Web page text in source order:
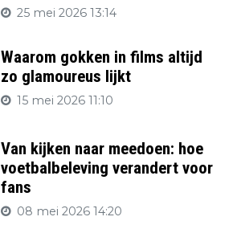
25 mei 2026 13:14
Waarom gokken in films altijd
zo glamoureus lijkt
15 mei 2026 11:10
Van kijken naar meedoen: hoe
voetbalbeleving verandert voor
fans
08 mei 2026 14:20